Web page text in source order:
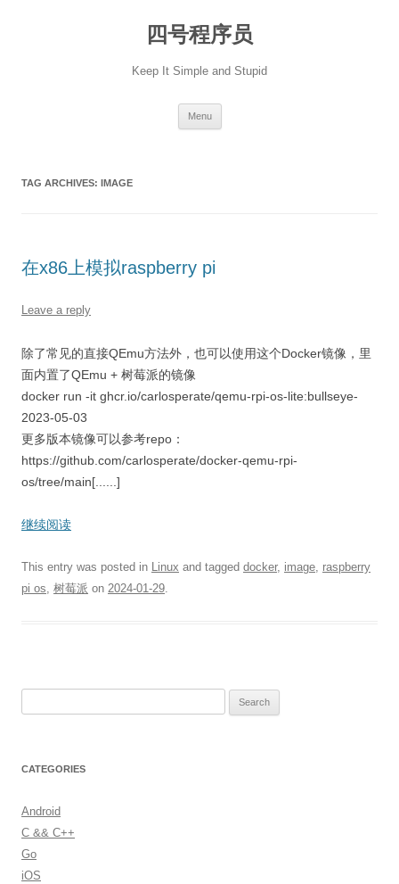
四号程序员
Keep It Simple and Stupid
Menu
TAG ARCHIVES: IMAGE
在x86上模拟raspberry pi
Leave a reply
除了常见的直接QEmu方法外，也可以使用这个Docker镜像，里
面内置了QEmu + 树莓派的镜像
docker run -it ghcr.io/carlosperate/qemu-rpi-os-lite:bullseye-
2023-05-03
更多版本镜像可以参考repo：
https://github.com/carlosperate/docker-qemu-rpi-
os/tree/main[......]
继续阅读
This entry was posted in Linux and tagged docker, image, raspberry
pi os, 树莓派 on 2024-01-29.
r
h
f
o
r
CATEGORIES
Android
C && C++
Go
iOS